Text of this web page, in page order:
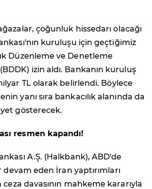
çoğunluk hissedarı olacağı
kuruluşu için geçtiğimiz
Düzenleme ve Denetleme
izin aldı. Bankanın kuruluş
TL olarak belirlendi. Böylece
yanı sıra bankacılık alanında da
gösterecek.
resmen kapandı!
A.Ş. (Halkbank), ABD'de
devam eden İran yaptırımları
ceza davasının mahkeme kararıyla